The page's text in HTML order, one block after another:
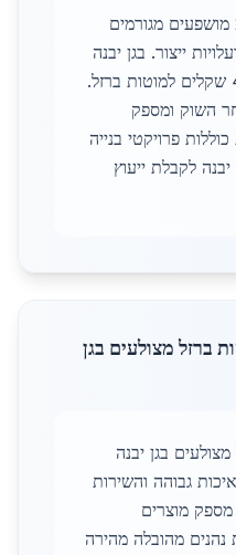
מחירי מתכות בשנת 2026 מושפעים מגורמים
ייצור. בגן יבנה
המחירים נעים סביב 4200 שקלים למוטות ברזל.
השוק ומספק
פרויקטי בנייה
לקבלת ייעוץ
ברזל מצולעים בגן
בגן יבנה
כי האיכות גבוהה והשירות
מספק מוצרים
נהנים מהובלה מהירה